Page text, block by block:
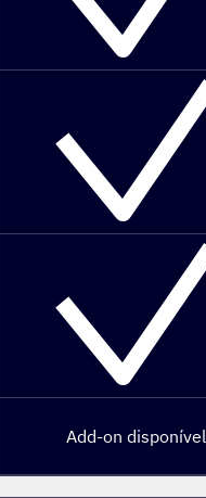
Add-on disponível